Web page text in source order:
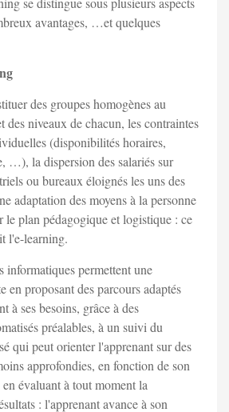
avantages, …et quelques
des groupes homogènes au
des niveaux de chacun, les contraintes
(disponibilités horaires,
…), la dispersion des salariés sur
ou bureaux éloignés les uns des
adaptation des moyens à la personne
le plan pédagogique et logistique : ce
l'e-learning.
informatiques permettent une
en proposant des parcours adaptés
à ses besoins, grâce à des
préalables, à un suivi du
qui peut orienter l'apprenant sur des
approfondies, en fonction de son
évaluant à tout moment la
: l'apprenant avance à son